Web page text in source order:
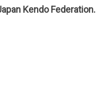
Kendo Federation.